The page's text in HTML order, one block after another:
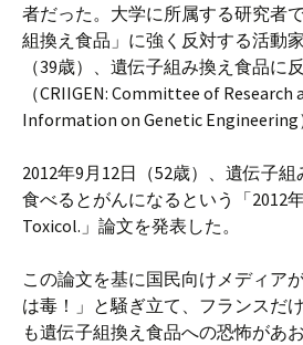
者だった。大学に所属する研究者
組換え食品」に強く反対する活動
（39歳）、遺伝子組み換え食品に
（CRIIGEN: Committee of
Information on Genetic Engineering
2012年9月12日（52歳）、遺伝子
食べるとがんになるという「2012
Toxicol.」論文を発表した。
この論文を基に国民向けメディア
は毒！」と騒ぎ立て、フランスだ
も遺伝子組換え食品への恐怖があお